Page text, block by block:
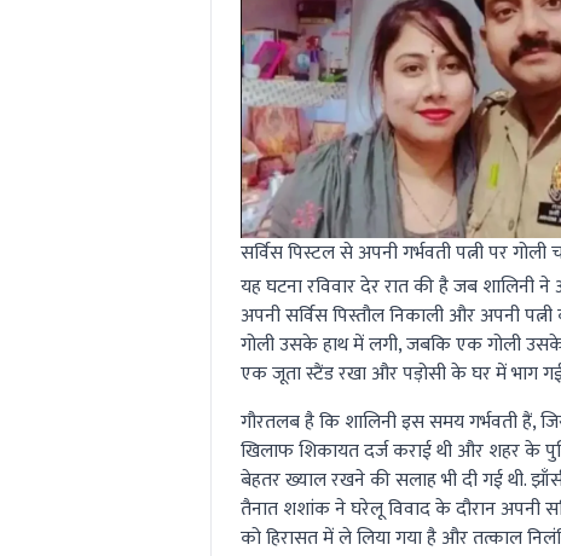
सर्विस पिस्टल से अपनी गर्भवती पत्नी पर गोली
यह घटना रविवार देर रात की है जब
अपनी सर्विस पिस्तौल निकाली और अपनी
गोली उसके हाथ में लगी, जबकि एक गोली
एक जूता स्टैंड रखा और पड़ोसी के घर में भाग
गौरतलब है कि शालिनी इस समय गर्भवती हैं,
खिलाफ शिकायत दर्ज कराई थी और शहर के
बेहतर ख्याल रखने की सलाह भी दी गई थी.
तैनात शशांक ने घरेलू विवाद के दौरान अपनी
को हिरासत में ले लिया गया है और तत्काल